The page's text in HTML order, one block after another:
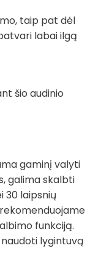
taip pat dėl
labai ilgą
šio audinio
gaminį valyti
galima skalbti
30 laipsnių
funkciją.
lygintuvą